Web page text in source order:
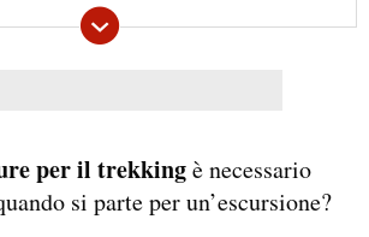
per il trekkingè necessario
si parte per un’escursione?